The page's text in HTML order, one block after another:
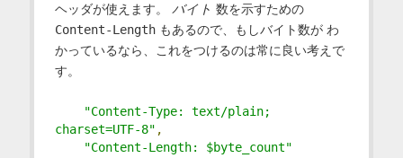
ヘッダが使えます。 バイト 数を示すための
Content-Lengthもあるので、もしバイト数が わ
かっているなら、これをつけるのは常に良い考えで
す。
"Content-Type: text/plain;
charset=UTF-8" ,
"Content-Length: $byte_count"